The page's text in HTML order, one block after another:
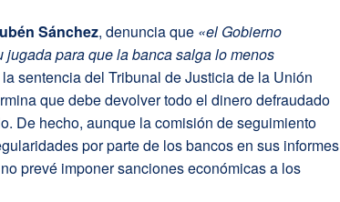
Sánchez, denuncia que «el Gobierno
para que la banca salga lo menos
sentencia del Tribunal de Justicia de la Unión
que debe devolver todo el dinero defraudado
De hecho, aunque la comisión de seguimiento
por parte de los bancos en sus informes
prevé imponer sanciones económicas a los